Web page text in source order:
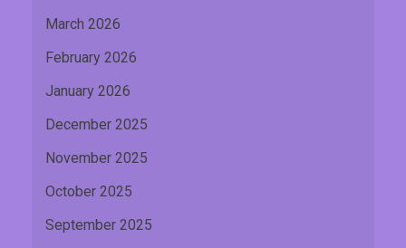
March 2026
February 2026
January 2026
December 2025
November 2025
October 2025
September 2025